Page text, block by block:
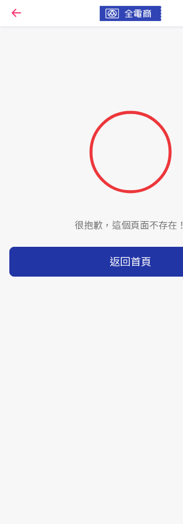
很抱歉，這個頁面不存在！
返回首頁